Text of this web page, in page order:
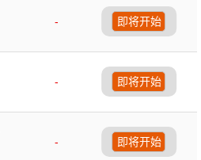
-
即将开始
-
即将开始
-
即将开始